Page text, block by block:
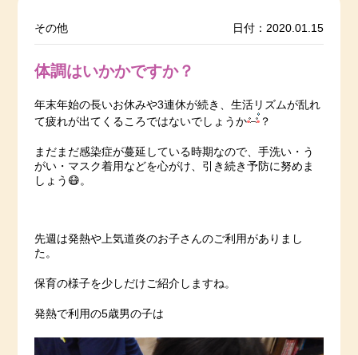
その他 日付：2020.01.15
体調はいかかですか？
年末年始の長いお休みや3連休が続き、生活リズムが乱れ
て疲れが出てくるころではないでしょうか
？
まだまだ感染症が蔓延している時期なので、手洗い・う
がい・マスク着用などを心がけ、引き続き予防に努めま
しょう😷。
先週は発熱や上気道炎のお子さんのご利用がありまし
た。
保育の様子を少しだけご紹介しますね。
発熱で利用の5歳男の子は